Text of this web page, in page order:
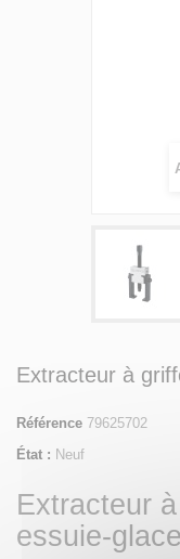
Extracteur à
Référence 79625702
État : Neuf
Extracteur
essuie-